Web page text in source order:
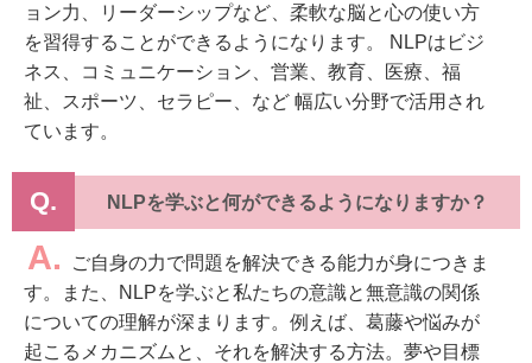
ョン力、リーダーシップなど、柔軟な脳と心の使い方
を習得することができるようになります。 NLPはビジ
ネス、コミュニケーション、営業、教育、医療、福
祉、スポーツ、セラピー、など 幅広い分野で活用され
ています。
Q. NLPを学ぶと何ができるようになりますか？
A.
ご自身の力で問題を解決できる能力が身につきま
す。また、NLPを学ぶと私たちの意識と無意識の関係
についての理解が深まります。例えば、葛藤や悩みが
起こるメカニズムと、それを解決する方法。夢や目標